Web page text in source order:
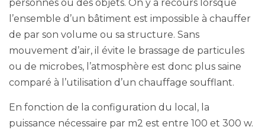
personnes ou des objets. On y a recours lorsque
l’ensemble d’un bâtiment est impossible à chauffer
de par son volume ou sa structure. Sans
mouvement d’air, il évite le brassage de particules
ou de microbes, l’atmosphère est donc plus saine
comparé à l’utilisation d’un chauffage soufflant.
En fonction de la configuration du local, la
puissance nécessaire par m2 est entre 100 et 300 w.